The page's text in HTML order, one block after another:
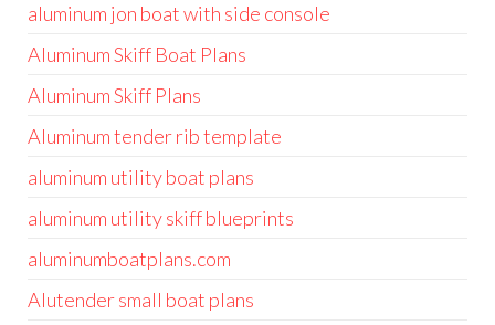
aluminum jon boat with side console
Aluminum Skiff Boat Plans
Aluminum Skiff Plans
Aluminum tender rib template
aluminum utility boat plans
aluminum utility skiff blueprints
aluminumboatplans.com
Alutender small boat plans